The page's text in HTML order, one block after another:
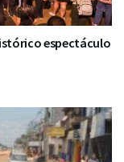
espectáculo